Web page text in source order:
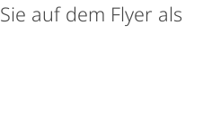
auf dem Flyer als